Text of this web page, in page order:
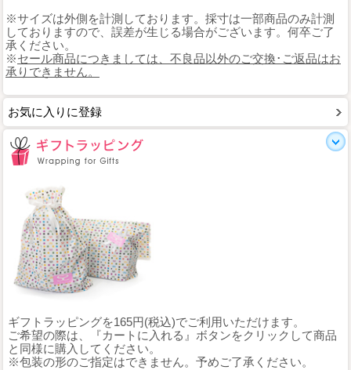
※サイズは外側を計測しております。採寸は一部商品のみ計測
しておりますので、誤差が生じる場合がございます。何卒ご了
承ください。
※セール商品につきましては、不良品以外のご交換･ご返品はお
承りできません。
お気に入りに登録
ギフトラッピングを165円(税込)でご利用いただけます。
ご希望の際は、『カートに入れる』ボタンをクリックして商品
と同様に購入してください。
※包装の形のご指定はできません。予めご了承ください。